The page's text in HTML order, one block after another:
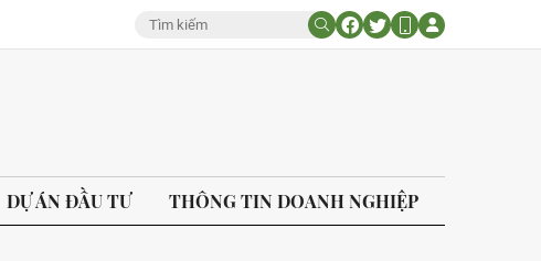
DỰ ÁN ĐẦU TƯ THÔNG TIN DOANH NGHIỆP